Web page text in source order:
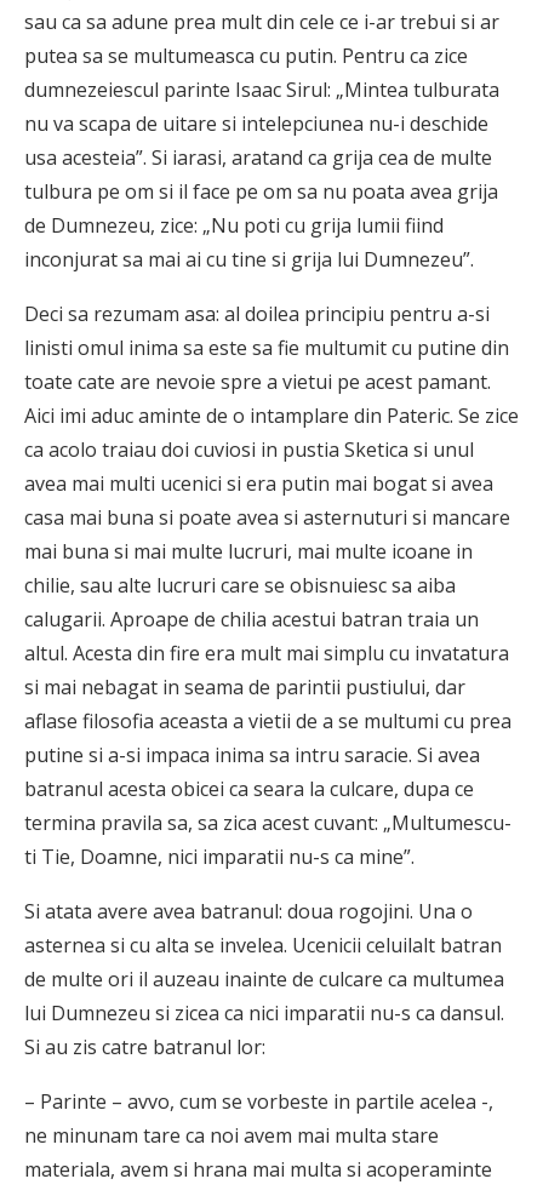
sau ca sa adune prea mult din cele ce i-ar trebui si ar
putea sa se multumeasca cu putin. Pentru ca zice
dumnezeiescul parinte Isaac Sirul: „Mintea tulburata
nu va scapa de uitare si intelepciunea nu-i deschide
usa acesteia”. Si iarasi, aratand ca grija cea de multe
tulbura pe om si il face pe om sa nu poata avea grija
de Dumnezeu, zice: „Nu poti cu grija lumii fiind
inconjurat sa mai ai cu tine si grija lui Dumnezeu”.
Deci sa rezumam asa: al doilea principiu pentru a-si
linisti omul inima sa este sa fie multumit cu putine din
toate cate are nevoie spre a vietui pe acest pamant.
Aici imi aduc aminte de o intamplare din Pateric. Se zice
ca acolo traiau doi cuviosi in pustia Sketica si unul
avea mai multi ucenici si era putin mai bogat si avea
casa mai buna si poate avea si asternuturi si mancare
mai buna si mai multe lucruri, mai multe icoane in
chilie, sau alte lucruri care se obisnuiesc sa aiba
calugarii. Aproape de chilia acestui batran traia un
altul. Acesta din fire era mult mai simplu cu invatatura
si mai nebagat in seama de parintii pustiului, dar
aflase filosofia aceasta a vietii de a se multumi cu prea
putine si a-si impaca inima sa intru saracie. Si avea
batranul acesta obicei ca seara la culcare, dupa ce
termina pravila sa, sa zica acest cuvant: „Multumescu-
ti Tie, Doamne, nici imparatii nu-s ca mine”.
Si atata avere avea batranul: doua rogojini. Una o
asternea si cu alta se invelea. Ucenicii celuilalt batran
de multe ori il auzeau inainte de culcare ca multumea
lui Dumnezeu si zicea ca nici imparatii nu-s ca dansul.
Si au zis catre batranul lor:
– Parinte – avvo, cum se vorbeste in partile acelea -,
ne minunam tare ca noi avem mai multa stare
materiala, avem si hrana mai multa si acoperaminte